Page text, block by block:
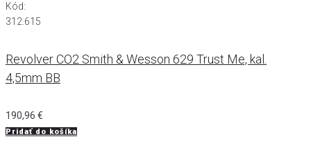
Kód:
312.615
Revolver CO2 Smith & Wesson 629 Trust Me, kal.
4,5mm BB
190,96 €
Pridať do košíka